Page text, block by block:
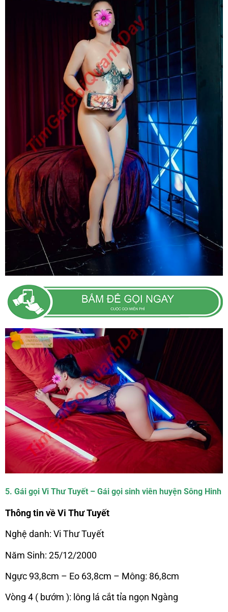
5. Gái gọi Vi Thư Tuyết – Gái gọi sinh viên huyện Sông Hinh
Thông tin về Vi Thư Tuyết
Nghệ danh: Vi Thư Tuyết
Năm Sinh: 25/12/2000
Ngực 93,8cm – Eo 63,8cm – Mông: 86,8cm
Vòng 4 ( bướm ): lông lá cắt tỉa ngọn Ngàng